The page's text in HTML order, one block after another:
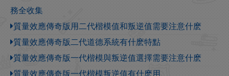
務全收集
質量效應傳奇版用二代楷模值和叛逆值需要注意什麽
質量效應傳奇版二代道德系統有什麽特點
質量效應傳奇版一代楷模與叛逆值選擇需要注意什麽
質量效應傳奇版一代楷模叛逆值有什麽用